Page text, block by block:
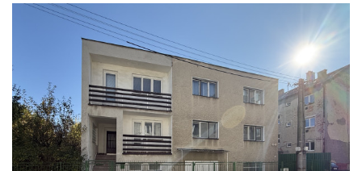
Pripravili sme do ponuky
staromestkú dvojvilu s
pozemkom o výmere 444 m2 na
ulici Fraňa Mráza....